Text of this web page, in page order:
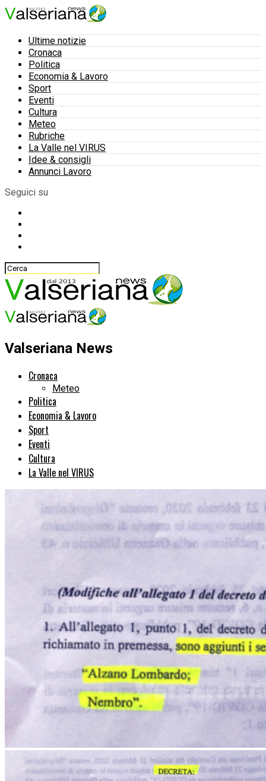
Ultime notizie
Cronaca
Politica
Economia & Lavoro
Sport
Eventi
Cultura
Meteo
Rubriche
La Valle nel VIRUS
Idee & consigli
Annunci Lavoro
Seguici su
Valseriana News
Cronaca
Meteo
Politica
Economia & Lavoro
Sport
Eventi
Cultura
La Valle nel VIRUS